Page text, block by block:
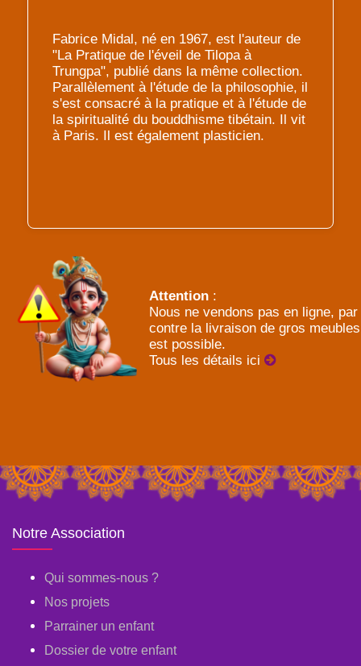
Fabrice Midal, né en 1967, est l'auteur de
"La Pratique de l'éveil de Tilopa à
Trungpa", publié dans la même collection.
Parallèlement à l'étude de la philosophie, il
s'est consacré à la pratique et à l'étude de
la spiritualité du bouddhisme tibétain. Il vit
à Paris. Il est également plasticien.
Attention :
Nous ne vendons pas en ligne, par
contre la livraison de gros meubles
est possible.
Tous les détails ici
Notre Association
Qui sommes-nous ?
Nos projets
Parrainer un enfant
Dossier de votre enfant